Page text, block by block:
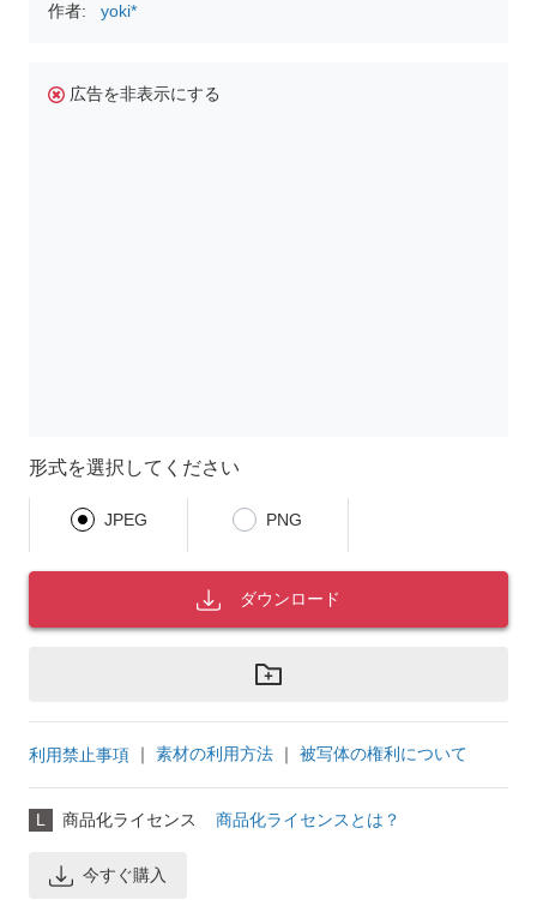
作者: yoki*
広告を非表示にする
形式を選択してください
JPEG PNG
ダウンロード
利用禁止事項 ｜ 素材の利用方法 ｜ 被写体の権利について
L 商品化ライセンス 商品化ライセンスとは？
今すぐ購入